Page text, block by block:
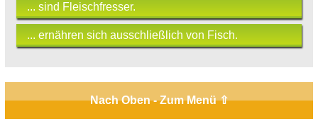
... sind Fleischfresser.
... ernähren sich ausschließlich von Fisch.
Nach Oben - Zum Menü ⇧